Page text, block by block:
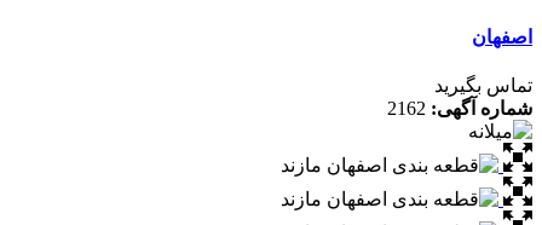
اصفهان
تماس بگیرید
شماره آگهی: 2162